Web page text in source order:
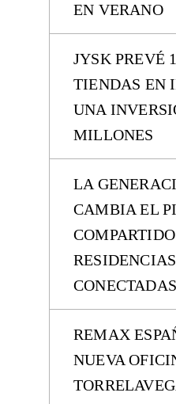
EN VERANO
JYSK PREVÉ
TIENDAS EN
UNA
MILLONES
LA
CAMBIA EL
RESIDENCIAS
CONECTADAS
REMAX
NUEVA